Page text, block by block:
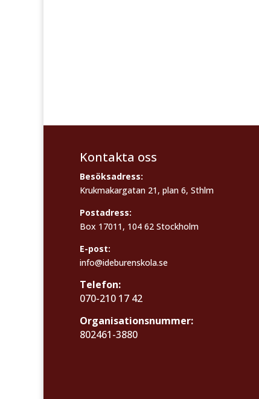
Kontakta oss
Besöksadress:
Krukmakargatan 21, plan 6, Sthlm
Postadress:
Box 17011, 104 62 Stockholm
E-post:
info@ideburenskola.se
Telefon:
070-210 17 42
Organisationsnummer:
802461-3880